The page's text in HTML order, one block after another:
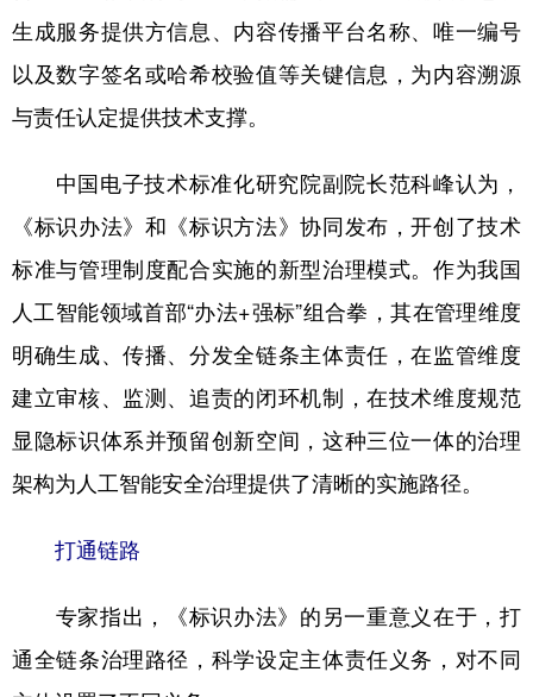
生成服务提供方信息、内容传播平台名称、唯一编号
以及数字签名或哈希校验值等关键信息，为内容溯源
与责任认定提供技术支撑。
中国电子技术标准化研究院副院长范科峰认为，
《标识办法》和《标识方法》协同发布，开创了技术
标准与管理制度配合实施的新型治理模式。作为我国
人工智能领域首部“办法+强标”组合拳，其在管理维度
明确生成、传播、分发全链条主体责任，在监管维度
建立审核、监测、追责的闭环机制，在技术维度规范
显隐标识体系并预留创新空间，这种三位一体的治理
架构为人工智能安全治理提供了清晰的实施路径。
打通链路
专家指出，《标识办法》的另一重意义在于，打
通全链条治理路径，科学设定主体责任义务，对不同